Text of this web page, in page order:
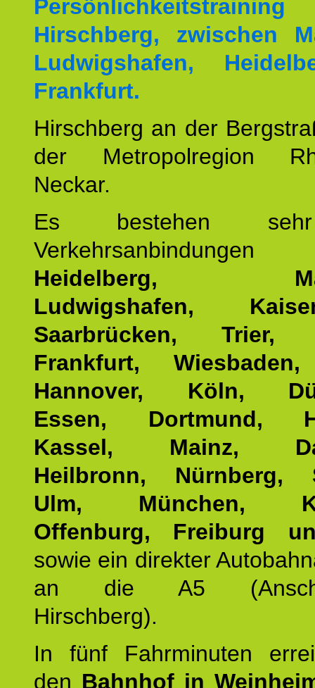
Hirschberg, zwischen
Ludwigshafen,
Frankfurt.
Hirschberg an der
der Metropolregion
Neckar.
Es bestehen
Heidelberg,
Ludwigshafen,
Saarbrücken, Trier,
Frankfurt,
Hannover, Köln,
Essen, Dortmund,
Kassel, Mainz,
Heilbronn, Nürnberg,
Ulm, München,
Offenburg, Freiburg
sowie ein direkter
an die A5
Hirschberg).
In fünf Fahrminuten
den Bahnhof in